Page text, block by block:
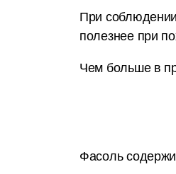
При
полезнее при
Чем больше в
Фасоль